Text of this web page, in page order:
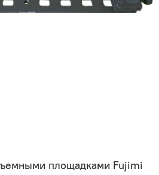
площадками Fujimi